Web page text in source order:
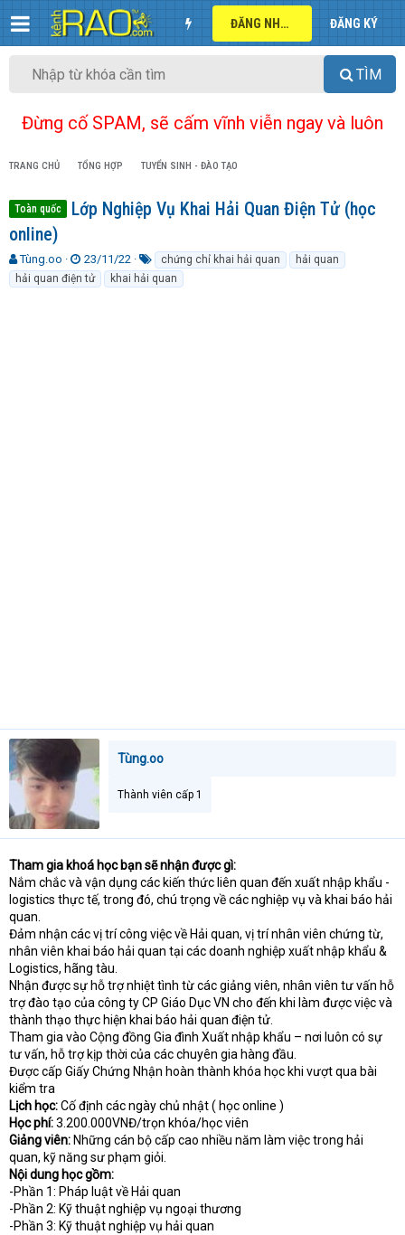
ĐĂNG NHẬP ĐĂNG KÝ
TÌM
Đừng cố SPAM, sẽ cấm vĩnh viễn ngay và luôn
TRANG CHỦ TỔNG HỢP TUYỂN SINH - ĐÀO TẠO
Toàn quốc
Lớp Nghiệp Vụ Khai Hải Quan Điện Tử (học
online)
T
h
r
Tùng.oo
N
g
à
23/11/22
ừ
k
chứng chỉ khai hải quan
hải quan
hải quan điện tử
khai hải quan
Tùng.oo
Thành viên cấp 1
Tham gia khoá học bạn sẽ nhận được gì:
Nắm chắc và vận dụng các kiến thức liên quan đến xuất nhập khẩu -
logistics thực tế, trong đó, chú trọng về các nghiệp vụ và khai báo hải
quan.
Đảm nhận các vị trí công việc về Hải quan, vị trí nhân viên chứng từ,
nhân viên khai báo hải quan tại các doanh nghiệp xuất nhập khẩu &
Logistics, hãng tàu.
Nhận được sự hỗ trợ nhiệt tình từ các giảng viên, nhân viên tư vấn hỗ
trợ đào tạo của công ty CP Giáo Dục VN cho đến khi làm được việc và
thành thạo thực hiện khai báo hải quan điện tử.
Tham gia vào Cộng đồng Gia đình Xuất nhập khẩu – nơi luôn có sự
tư vấn, hỗ trợ kịp thời của các chuyên gia hàng đầu.
Được cấp Giấy Chứng Nhận hoàn thành khóa học khi vượt qua bài
kiểm tra
Lịch học:Cố định các ngày chủ nhật ( học online )
Học phí:3.200.000VNĐ/trọn khóa/học viên
Giảng viên: Những cán bộ cấp cao nhiều năm làm việc trong hải
quan, kỹ năng sư phạm giỏi.
Nội dung học gồm:
-Phần 1: Pháp luật về Hải quan
-Phần 2: Kỹ thuật nghiệp vụ ngoại thương
-Phần 3: Kỹ thuật nghiệp vụ hải quan